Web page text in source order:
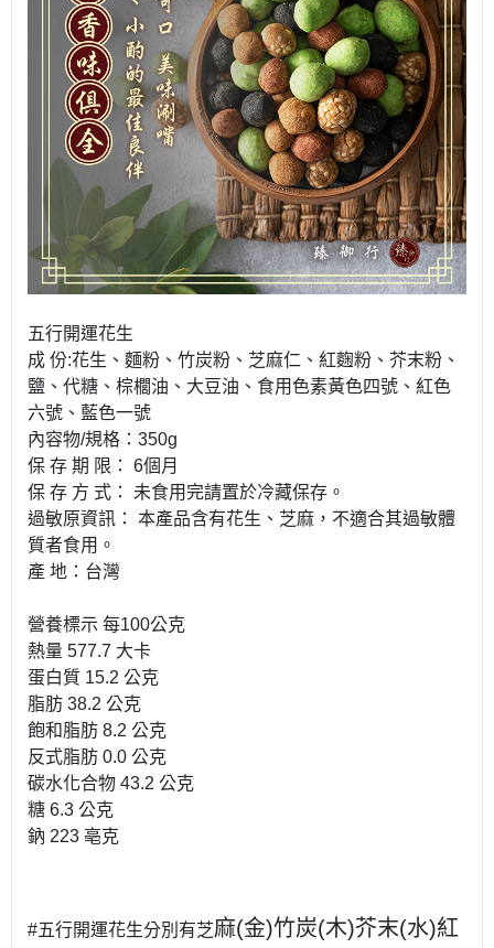
五行開運花生
成 份:花生、麵粉、竹炭粉、芝麻仁、紅麴粉、芥末粉、
鹽、代糖、棕櫚油、大豆油、食用色素黃色四號、紅色
六號、藍色一號
內容物/規格：350g
保 存 期 限： 6個月
保 存 方 式： 未食用完請置於冷藏保存。
過敏原資訊： 本產品含有花生、芝麻，不適合其過敏體
質者食用。
產 地：台灣
營養標示 每100公克
熱量 577.7 大卡
蛋白質 15.2 公克
脂肪 38.2 公克
飽和脂肪 8.2 公克
反式脂肪 0.0 公克
碳水化合物 43.2 公克
糖 6.3 公克
鈉 223 亳克
#五行開運花生分別有芝麻(金)竹炭(木)芥末(水)紅